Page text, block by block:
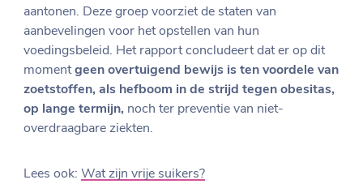
aantonen. Deze groep voorziet de staten van
aanbevelingen voor het opstellen van hun
voedingsbeleid. Het rapport concludeert dat er op dit
momentgeen overtuigend bewijs is ten voordele van
zoetstoffen, als hefboom in de strijd tegen obesitas,
op lange termijn, noch ter preventie van niet-
overdraagbare ziekten.
Lees ook: Wat zijn vrije suikers?